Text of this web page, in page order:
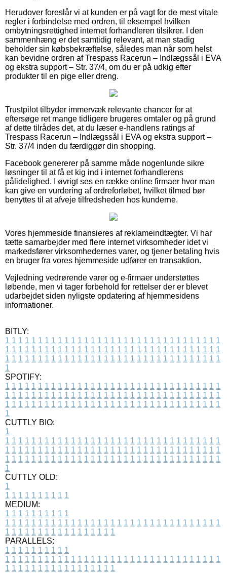
Herudover foreslår vi at kunden er på vagt for de mest vitale
regler i forbindelse med ordren, til eksempel hvilken
ombytningsrettighed internet forhandleren tilsikrer. I den
sammenhæng er det samtidig relevant, at man stadig
beholder sin købsbekræftelse, således man når som helst
kan bevidne ordren af Trespass Racerun – Indlægssål i EVA
og ekstra support – Str. 37/4, om du er på udkig efter
produkter til en pige eller dreng.
Trustpilot tilbyder immervæk relevante chancer for at
eftersøge ret mange tidligere brugeres omtaler og på grund
af dette tilrådes det, at du læser e-handlens ratings af
Trespass Racerun – Indlægssål i EVA og ekstra support –
Str. 37/4 inden du færdiggør din shopping.
Facebook genererer på samme måde nogenlunde sikre
løsninger til at få et kig ind i internet forhandlerens
pålidelighed. I øvrigt ses en række online firmaer hvor man
kan give en vurdering af ordreforløbet, hvilket tilmed bør
benyttes til at afveje tilfredsheden hos kunderne.
Vores hjemmeside finansieres af reklameindtægter. Vi har
tætte samarbejder med flere internet virksomheder idet vi
markedsfører virksomhedernes varer, og tjener betaling hvis
en bruger fra vores hjemmeside udfører en transaktion.
Vejledning vedrørende varer og e-firmaer understøttes
løbende, men vi tager forbehold for rettelser der er blevet
udarbejdet siden nyligste opdatering af hjemmesidens
informationer.
BITLY:
1 1 1 1 1 1 1 1 1 1 1 1 1 1 1 1 1 1 1 1 1 1 1 1 1 1 1 1 1 1 1 1 1
1 1 1 1 1 1 1 1 1 1 1 1 1 1 1 1 1 1 1 1 1 1 1 1 1 1 1 1 1 1 1 1 1
1 1 1 1 1 1 1 1 1 1 1 1 1 1 1 1 1 1 1 1 1 1 1 1 1 1 1 1 1 1 1 1 1
1
SPOTIFY:
1 1 1 1 1 1 1 1 1 1 1 1 1 1 1 1 1 1 1 1 1 1 1 1 1 1 1 1 1 1 1 1 1
1 1 1 1 1 1 1 1 1 1 1 1 1 1 1 1 1 1 1 1 1 1 1 1 1 1 1 1 1 1 1 1 1
1 1 1 1 1 1 1 1 1 1 1 1 1 1 1 1 1 1 1 1 1 1 1 1 1 1 1 1 1 1 1 1 1
1
CUTTLY BIO:
1
1 1 1 1 1 1 1 1 1 1 1 1 1 1 1 1 1 1 1 1 1 1 1 1 1 1 1 1 1 1 1 1 1
1 1 1 1 1 1 1 1 1 1 1 1 1 1 1 1 1 1 1 1 1 1 1 1 1 1 1 1 1 1 1 1 1
1 1 1 1 1 1 1 1 1 1 1 1 1 1 1 1 1 1 1 1 1 1 1 1 1 1 1 1 1 1 1 1 1
1
CUTTLY OLD:
1
1 1 1 1 1 1 1 1 1 1
MEDIUM:
1 1 1 1 1 1 1 1 1 1
1 1 1 1 1 1 1 1 1 1 1 1 1 1 1 1 1 1 1 1 1 1 1 1 1 1 1 1 1 1 1 1 1
1 1 1 1 1 1 1 1 1 1 1 1 1 1 1 1 1
PARALLELS:
1 1 1 1 1 1 1 1 1 1
1 1 1 1 1 1 1 1 1 1 1 1 1 1 1 1 1 1 1 1 1 1 1 1 1 1 1 1 1 1 1 1 1
1 1 1 1 1 1 1 1 1 1 1 1 1 1 1 1 1